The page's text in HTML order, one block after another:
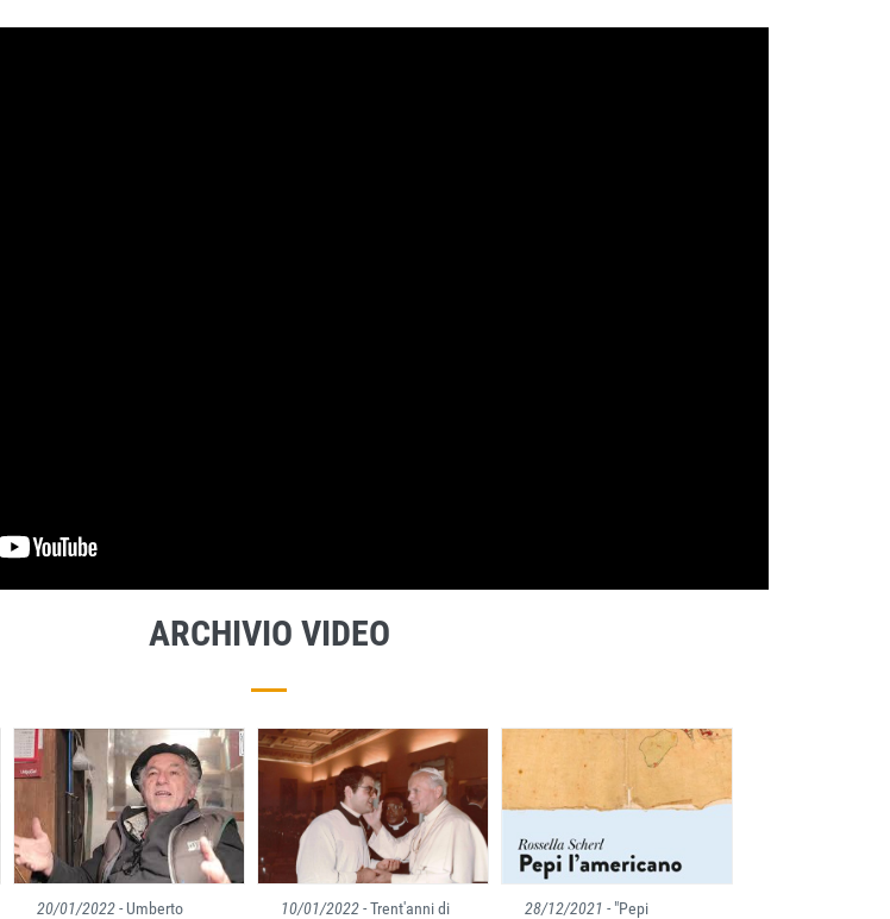
ARCHIVIO VIDEO
20/01/2022- Umberto
10/01/2022- Trent'anni di
28/12/2021 - "Pepi